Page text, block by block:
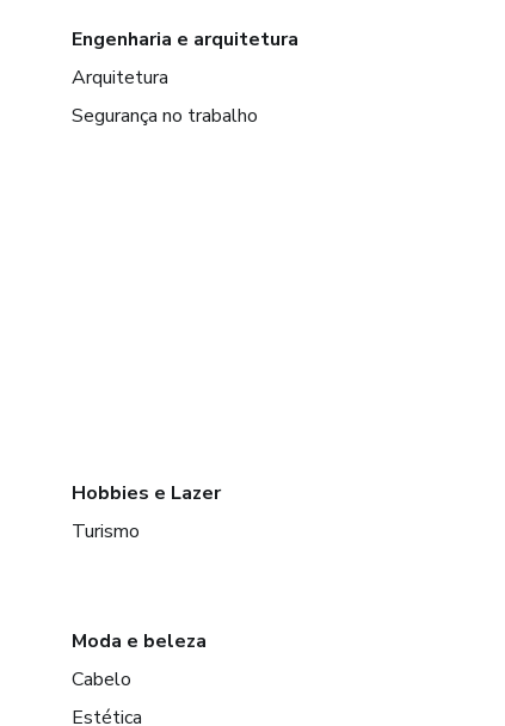
Engenharia e arquitetura
Arquitetura
Segurança no trabalho
Hobbies e Lazer
Turismo
Moda e beleza
Cabelo
Estética